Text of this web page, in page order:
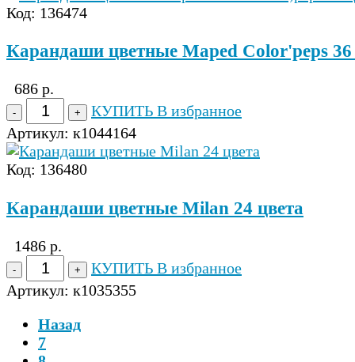
Код: 136474
Карандаши цветные Maped Color'peps 36
686 р.
КУПИТЬ В избранное
Артикул: к1044164
Код: 136480
Карандаши цветные Milan 24 цвета
1486 р.
КУПИТЬ В избранное
Артикул: к1035355
Назад
7